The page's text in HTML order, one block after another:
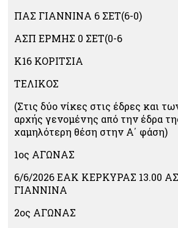
ΠΑΣ ΓΙΑΝΝΙΝΑ 6 ΣΕΤ(6-0)
ΑΣΠ ΕΡΜΗΣ 0 ΣΕΤ(0-6
Κ16 ΚΟΡΙΤΣΙΑ
ΤΕΛΙΚOΣ
(Στις δύο νίκες στις έδρες και
αρχής γενομένης από την έδρα
χαμηλότερη θέση στην Α΄ φάση)
1ος ΑΓΩΝΑΣ
6/6/2026 ΕΑΚ ΚΕΡΚΥΡΑΣ 13.00
ΓΙΑΝΝΙΝΑ
2ος ΑΓΩΝΑΣ